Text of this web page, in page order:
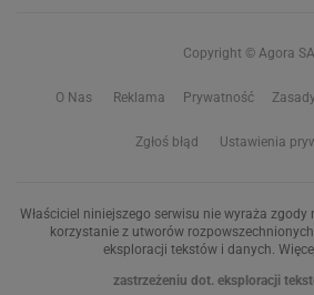
Copyright © Agora SA
O Nas Reklama Prywatność
Zgłoś błąd Ustawienia
Właściciel niniejszego serwisu nie wyraża
korzystanie z utworów
eksploracji tekstów i danych.
zastrzeżeniu dot. eksploracji